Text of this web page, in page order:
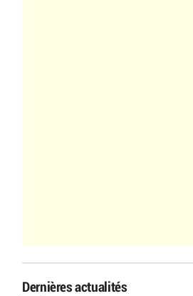
Dernières actualités